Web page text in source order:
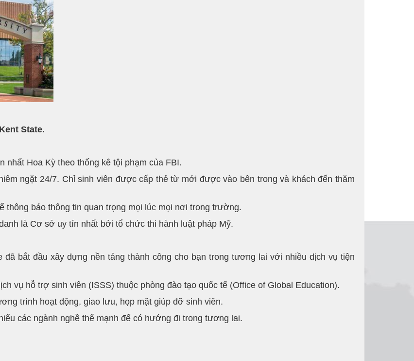
State.
Hoa Kỳ theo thống kê tội phạm của FBI.
ngặt 24/7. Chỉ sinh viên được cấp thẻ từ mới được vào bên trong và khách đến thăm
thông báo thông tin quan trọng mọi lúc mọi nơi trong trường.
là Cơ sở uy tín nhất bởi tổ chức thi hành luật pháp Mỹ.
bắt đầu xây dựng nền tảng thành công cho bạn trong tương lai với nhiều dịch vụ tiện
vụ hỗ trợ sinh viên (ISSS) thuộc phòng đào tạo quốc tế (Office of Global Education).
trình hoạt động, giao lưu, họp mặt giúp đỡ sinh viên.
các ngành nghề thế mạnh để có hướng đi trong tương lai.